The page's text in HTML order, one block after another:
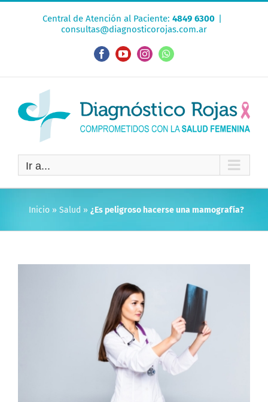
Central de Atención al Paciente: 4849 6300 |
consultas@diagnosticorojas.com.ar
FacebookYouTubeInstagramWhatsApp
Ir a...
Inicio » Salud » ¿Es peligroso hacerse una mamografía?